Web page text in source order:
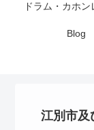
ドラム・カホン
Blog
江別市及